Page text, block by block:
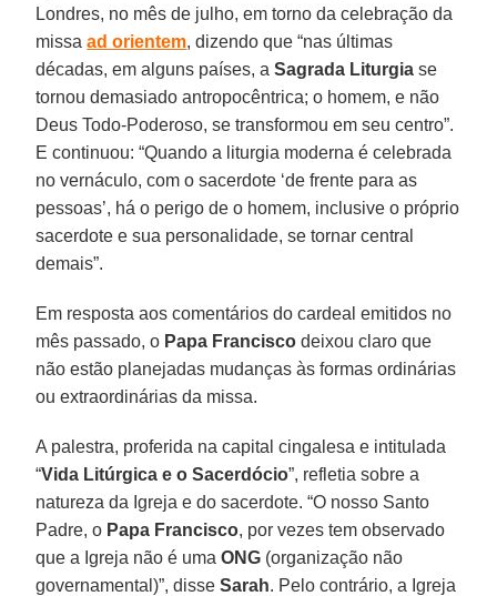
Londres, no mês de julho, em torno da celebração da
missaad orientem, dizendo que “nas últimas
décadas, em alguns países, aSagrada Liturgia se
tornou demasiado antropocêntrica; o homem, e não
Deus Todo-Poderoso, se transformou em seu centro”.
E continuou: “Quando a liturgia moderna é celebrada
no vernáculo, com o sacerdote ‘de frente para as
pessoas’, há o perigo de o homem, inclusive o próprio
sacerdote e sua personalidade, se tornar central
demais”.
Em resposta aos comentários do cardeal emitidos no
mês passado, o Papa Francisco deixou claro que
não estão planejadas mudanças às formas ordinárias
ou extraordinárias da missa.
A palestra, proferida na capital cingalesa e intitulada
“Vida Litúrgica e o Sacerdócio”, refletia sobre a
natureza da Igreja e do sacerdote. “O nosso Santo
Padre, o Papa Francisco, por vezes tem observado
que a Igreja não é umaONG (organização não
governamental)”, disseSarah. Pelo contrário, a Igreja